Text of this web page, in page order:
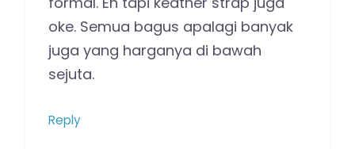
oke. Semua bagus apalagi banyak
juga yang harganya di bawah
sejuta.
Reply